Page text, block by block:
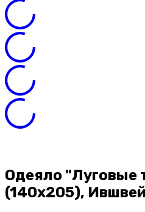
Одеяло "Луговые
(140х205), Ившвей